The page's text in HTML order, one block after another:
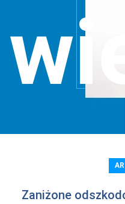
Zaniżone